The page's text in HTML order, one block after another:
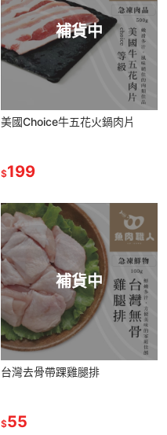
補貨中
美國Choice牛五花火鍋肉片
$199
補貨中
台灣去骨帶踝雞腿排
$55